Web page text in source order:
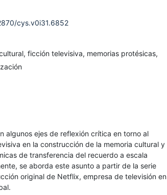
cys.v0i31.6852
ficción televisiva, memorias protésicas,
algunos ejes de reflexión crítica en torno al
en la construcción de la memoria cultural y
de transferencia del recuerdo a escala
se aborda este asunto a partir de la serie
original de Netflix, empresa de televisión en